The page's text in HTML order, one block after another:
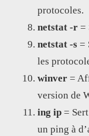
protocoles.
netstat -r =
netstat -s =
les
winver =
version de
ing ip =
un ping à